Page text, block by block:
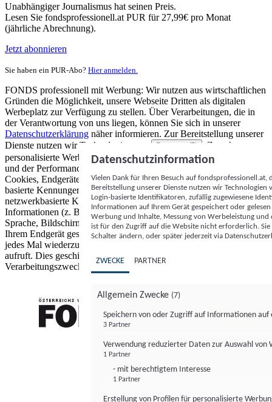
Unabhängiger Journalismus hat seinen Preis.
Lesen Sie fondsprofessionell.at PUR für 27,99€ pro Monat
(jährliche Abrechnung).
Jetzt abonnieren
Sie haben ein PUR-Abo? Hier anmelden.
FONDS professionell mit Werbung: Wir nutzen aus wirtschaftlichen
Gründen die Möglichkeit, unsere Webseite Dritten als digitalen
Werbeplatz zur Verfügung zu stellen. Über Verarbeitungen, die in
der Verantwortung von uns liegen, können Sie sich in unserer
Datenschutzerklärung näher informieren. Zur Bereitstellung unserer
Dienste nutzen wir Technologien von
Partnern (5)
. Zwecke:
personalisierte Werbung und Inhalte, Messung von Werbeleistung
und der Performance von Inhalten sowie Zielgruppenforschung.
Cookies, Endgeräte- oder ähnliche Online-Kennungen (z. B. login-
basierte Kennungen, zufällig generierte Kennungen,
netzwerkbasierte Kennungen) können zusammen mit anderen
Informationen (z. B. Browsertyp und Browserinformationen,
Sprache, Bildschirmgröße, unterstützte Technologien usw.) auf
Ihrem Endgerät gespeichert oder von dort ausgelesen werden, um es
jedes Mal wiederzuerkennen, wenn es eine App oder einer Webseite
aufruft. Dies geschieht für einen oder mehrere der hier aufgeführten
Verarbeitungszwecke.
Datenschutzinformation
Vielen Dank für Ihren Besuch auf
Bereitstellung unserer Dienste nutzen wir Technologien
Login-basierte Identifikatoren, zufällig zugewiesene
Informationen auf Ihrem Gerät gespeichert oder
Werbung und Inhalte, Messung von Werbeleistung
ist für den Zugriff auf die Website nicht erforderlich.
Schalter ändern, oder später jederzeit via
ZWECKE PARTNER
Allgemein Zwecke (7)
Speichern von oder Zugriff auf Informationen auf
3 Partner
Verwendung reduzierter Daten zur Auswahl von
1 Partner
- mit berechtigtem Interesse
1 Partner
Erstellung von Profilen für personalisierte
FONDS professionell